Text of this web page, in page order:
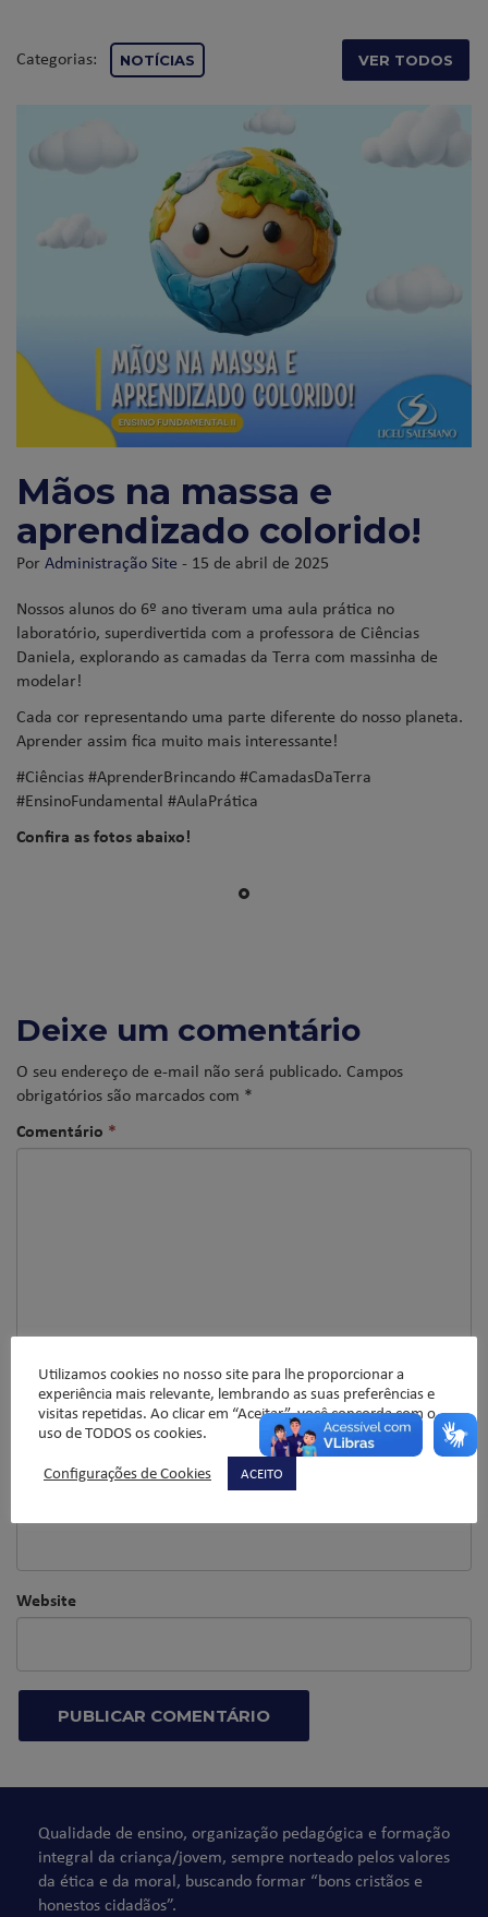
Categorias: NOTÍCIAS VER TODOS
Mãos na massa e
aprendizado colorido!
PorAdministração Site - 15 de abril de 2025
Nossos alunos do 6º ano tiveram uma aula prática no
laboratório, superdivertida com a professora de Ciências
Daniela, explorando as camadas da Terra com massinha de
modelar!
Cada cor representando uma parte diferente do nosso planeta.
Aprender assim fica muito mais interessante!
#Ciências #AprenderBrincando #CamadasDaTerra
#EnsinoFundamental #AulaPrática
Confira as fotos abaixo!
Deixe um comentário
O seu endereço de e-mail não será publicado. Campos
obrigatórios são marcados com *
Comentário *
Nome*
Website
Qualidade de ensino, organização pedagógica e formação
integral da criança/jovem, sempre norteado pelos valores
da ética e da moral, buscando formar “bons cristãos e
honestos cidadãos”.
Utilizamos cookies no nosso site para lhe proporcionar a
experiência mais relevante, lembrando as suas preferências e
visitas repetidas. Ao clicar em “Aceitar”, você concorda com o
uso de TODOS os cookies.
Configurações de Cookies
ACEITO